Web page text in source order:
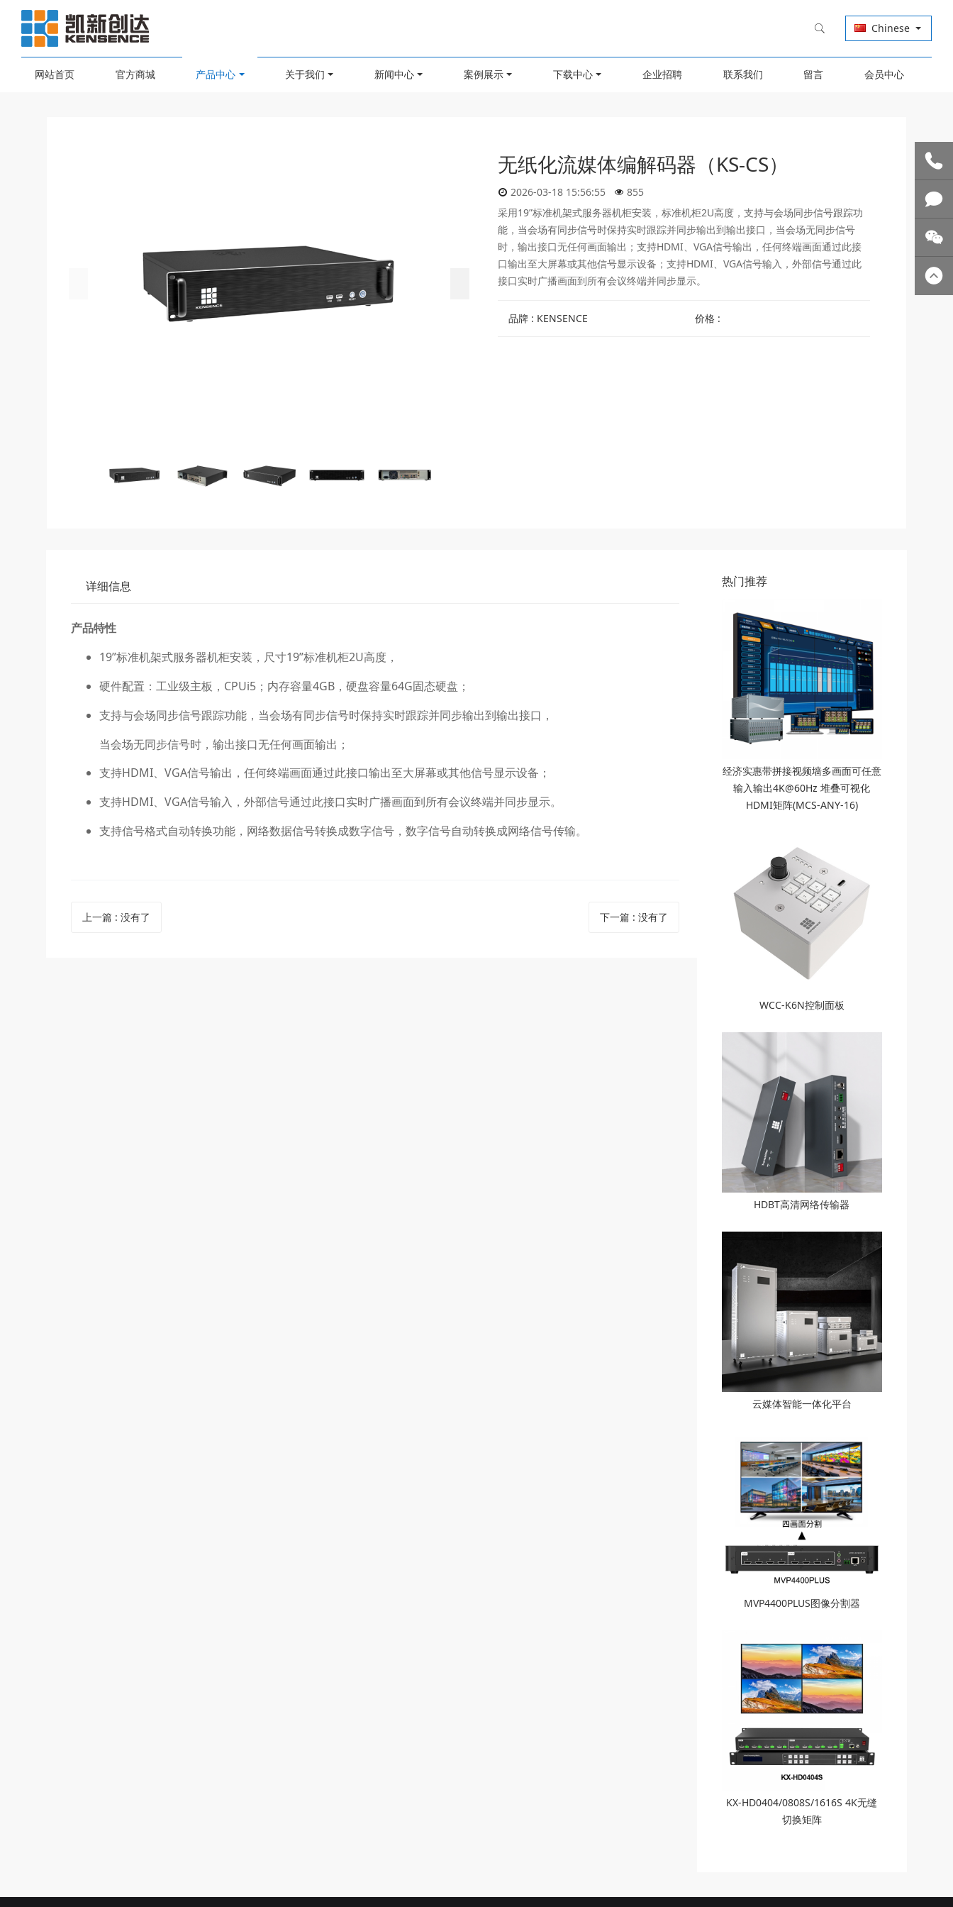
Chinese
网站首页 官方商城 产品中心 关于我们 新闻中心 案例展示 下载中心 企业招聘 联系我们 留言 会员中心
无纸化流媒体编解码器（KS-CS）
2026-03-18 15:56:55
855
采用19”标准机架式服务器机柜安装，标准机柜2U高度，支持与会场同步信号跟踪功
能，当会场有同步信号时保持实时跟踪并同步输出到输出接口，当会场无同步信号
时，输出接口无任何画面输出；支持HDMI、VGA信号输出，任何终端画面通过此接
口输出至大屏幕或其他信号显示设备；支持HDMI、VGA信号输入，外部信号通过此
接口实时广播画面到所有会议终端并同步显示。
品牌 : KENSENCE 价格 :
详细信息
产品特性
19”标准机架式服务器机柜安装，尺寸19”标准机柜2U高度，
硬件配置：工业级主板，CPUi5；内存容量4GB，硬盘容量64G固态硬盘；
支持与会场同步信号跟踪功能，当会场有同步信号时保持实时跟踪并同步输出到输出接口，
当会场无同步信号时，输出接口无任何画面输出；
支持HDMI、VGA信号输出，任何终端画面通过此接口输出至大屏幕或其他信号显示设备；
支持HDMI、VGA信号输入，外部信号通过此接口实时广播画面到所有会议终端并同步显示。
支持信号格式自动转换功能，网络数据信号转换成数字信号，数字信号自动转换成网络信号传输。
上一篇 :没有了 下一篇: 没有了
热门推荐
经济实惠带拼接视频墙多画面可任意
输入输出4K@60Hz 堆叠可视化
HDMI矩阵(MCS-ANY-16)
WCC-K6N控制面板
HDBT高清网络传输器
云媒体智能一体化平台
MVP4400PLUS图像分割器
KX-HD0404/0808S/1616S 4K无缝
切换矩阵
联系我
技术支
关注微